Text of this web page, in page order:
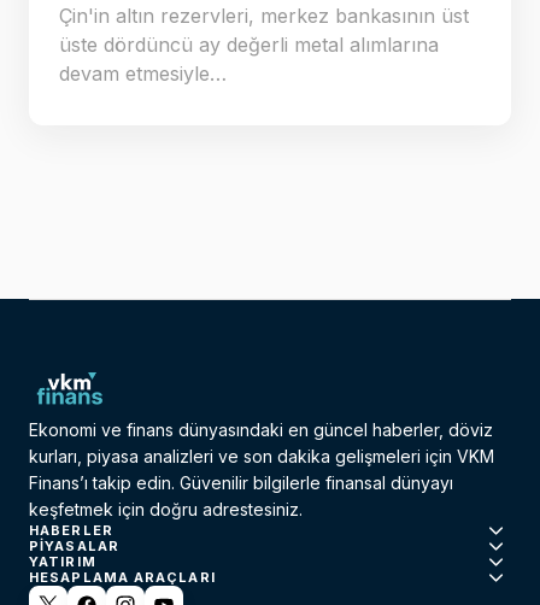
Çin'in altın rezervleri, merkez bankasının üst
üste dördüncü ay değerli metal alımlarına
devam etmesiyle…
Ekonomi ve finans dünyasındaki en güncel haberler, döviz
kurları, piyasa analizleri ve son dakika gelişmeleri için VKM
Finans’ı takip edin. Güvenilir bilgilerle finansal dünyayı
keşfetmek için doğru adrestesiniz.
HABERLER
PIYASALAR
YATIRIM
HESAPLAMA ARAÇLARI